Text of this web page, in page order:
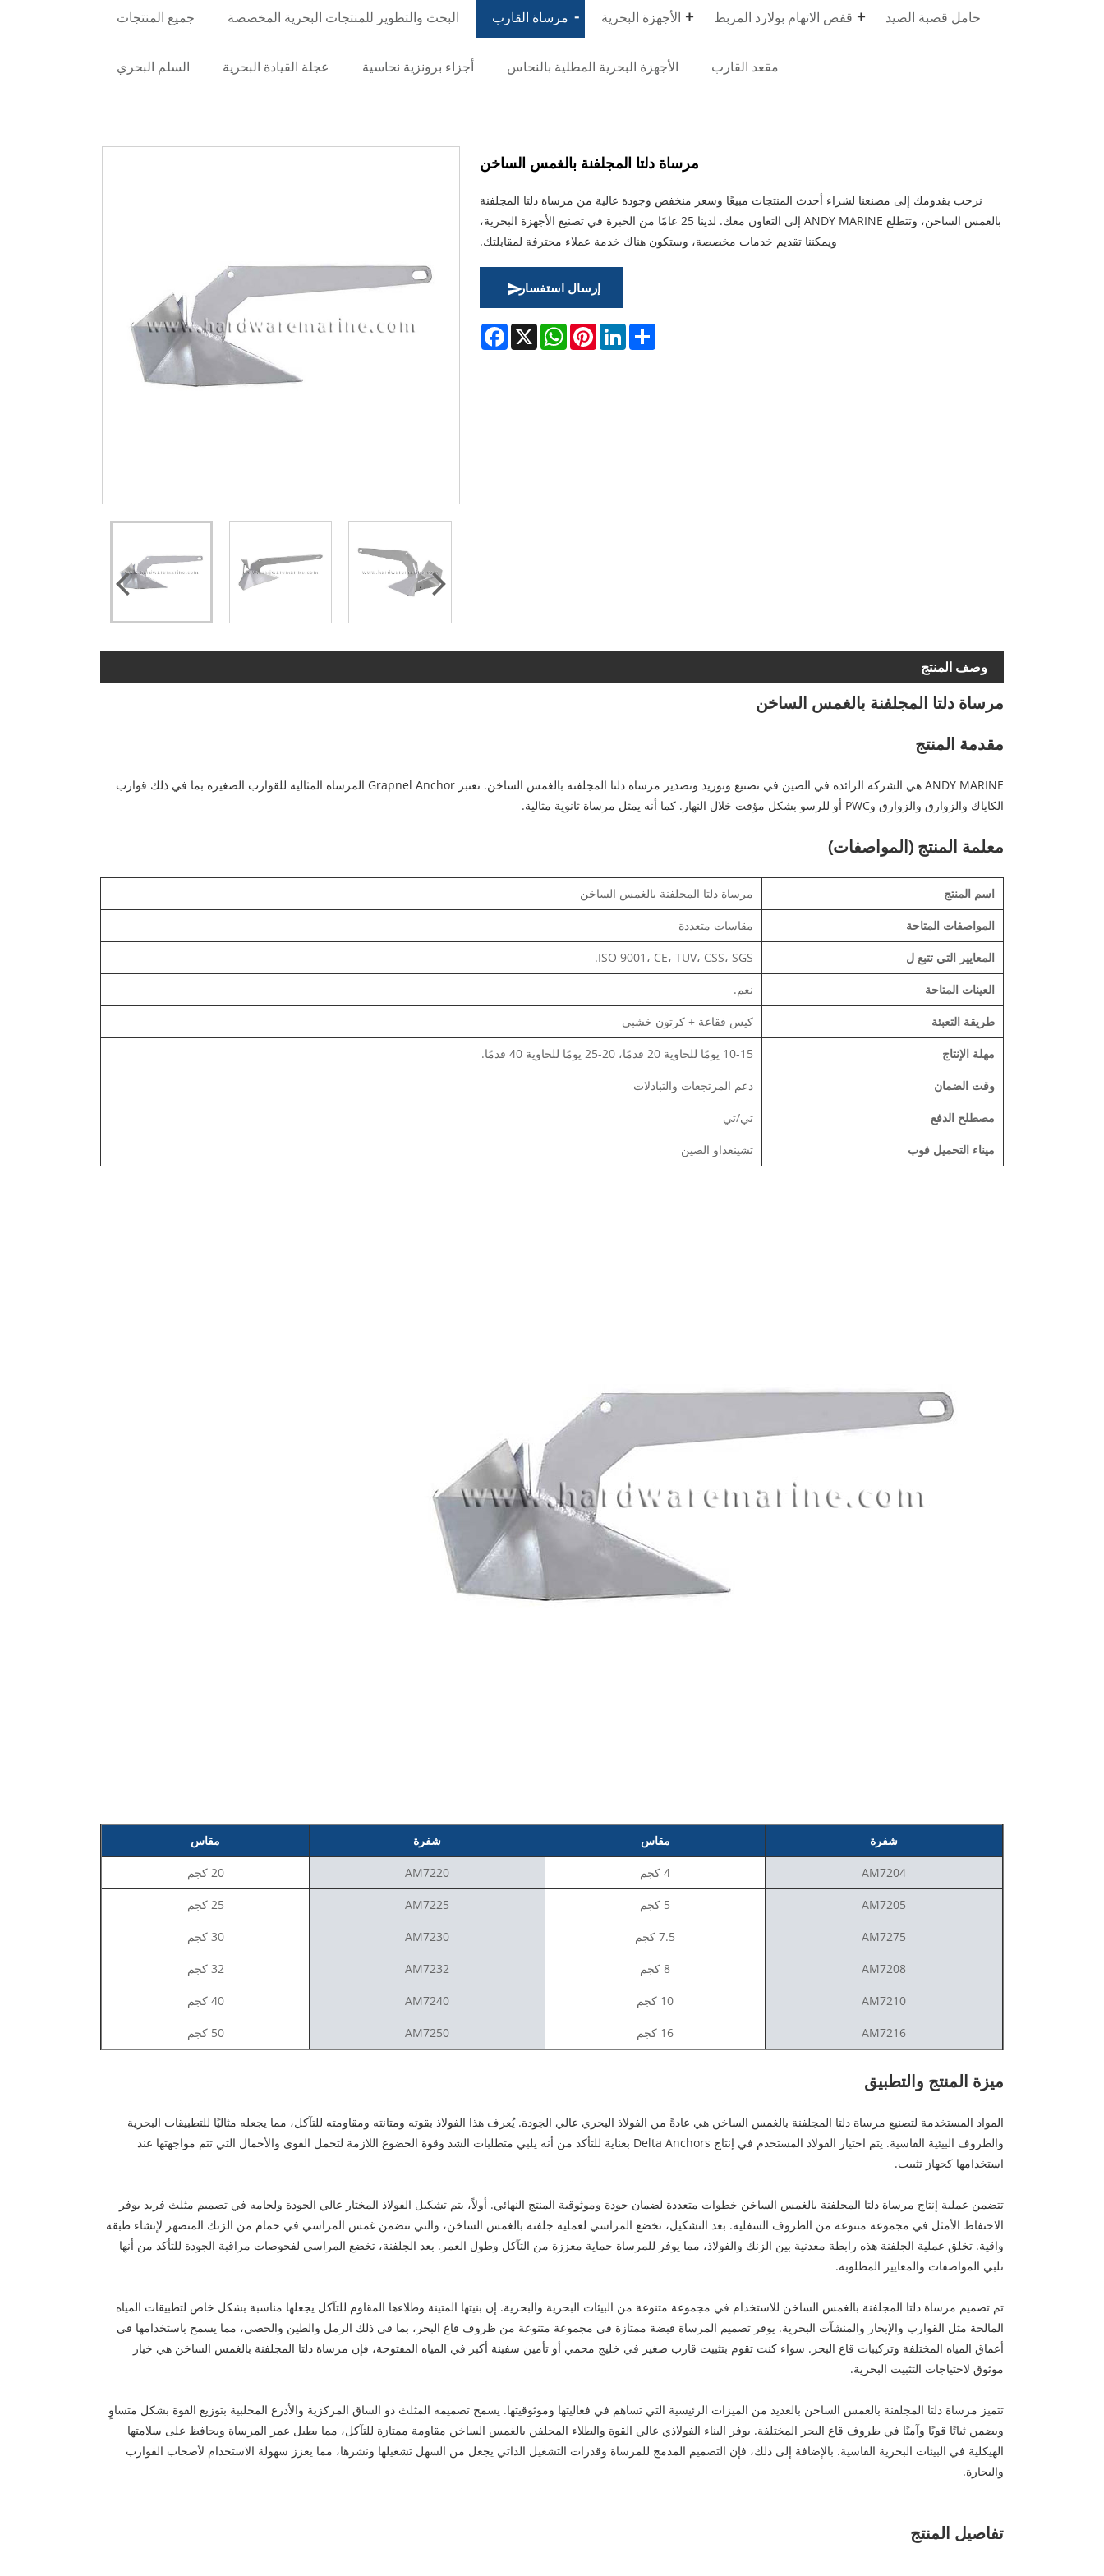
جميع المنتجات البحث والتطوير للمنتجات البحرية المخصصة مرساة القارب الأجهزة البحرية قفص الاتهام بولارد المربط حامل قصبة الصيد
السلم البحري عجلة القيادة البحرية أجزاء برونزية نحاسية الأجهزة البحرية المطلية بالنحاس مقعد القارب
مرساة دلتا المجلفنة بالغمس الساخن
نرحب بقدومك إلى مصنعنا لشراء أحدث المنتجات مبيعًا وسعر منخفض وجودة عالية من مرساة دلتا المجلفنة
بالغمس الساخن، وتتطلع ANDY MARINE إلى التعاون معك. لدينا 25 عامًا من الخبرة في تصنيع الأجهزة البحرية،
ويمكننا تقديم خدمات مخصصة، وستكون هناك خدمة عملاء محترفة لمقابلتك.
إرسال استفسار
Facebook X
WhatsAppPinterestLinkedInShare
وصف المنتج
مرساة دلتا المجلفنة بالغمس الساخن
مقدمة المنتج
ANDY MARINE هي الشركة الرائدة في الصين في تصنيع وتوريد وتصدير مرساة دلتا المجلفنة بالغمس الساخن. تعتبر Grapnel Anchor المرساة المثالية للقوارب الصغيرة بما في ذلك قوارب
الكاياك والزوارق والزوارق وPWC أو للرسو بشكل مؤقت خلال النهار. كما أنه يمثل مرساة ثانوية مثالية.
معلمة المنتج (المواصفات)
اسم المنتج مرساة دلتا المجلفنة بالغمس الساخن
المواصفات المتاحة مقاسات متعددة
المعايير التي تتبع ل ISO 9001، CE، TUV، CSS، SGS.
العينات المتاحة نعم.
طريقة التعبئة كيس فقاعة + كرتون خشبي
مهلة الإنتاج 10-15 يومًا للحاوية 20 قدمًا، 20-25 يومًا للحاوية 40 قدمًا.
وقت الضمان دعم المرتجعات والتبادلات
مصطلح الدفع تي/تي
ميناء التحميل فوب تشينغداو الصين
شفرة مقاس شفرة مقاس
AM7204 4 كجم AM7220 20 كجم
AM7205 5 كجم AM7225 25 كجم
AM7275 7.5 كجم AM7230 30 كجم
AM7208 8 كجم AM7232 32 كجم
AM7210 10 كجم AM7240 40 كجم
AM7216 16 كجم AM7250 50 كجم
ميزة المنتج والتطبيق
المواد المستخدمة لتصنيع مرساة دلتا المجلفنة بالغمس الساخن هي عادةً من الفولاذ البحري عالي الجودة. يُعرف هذا الفولاذ بقوته ومتانته ومقاومته للتآكل، مما يجعله مثاليًا للتطبيقات البحرية
والظروف البيئية القاسية. يتم اختيار الفولاذ المستخدم في إنتاج Delta Anchors بعناية للتأكد من أنه يلبي متطلبات الشد وقوة الخضوع اللازمة لتحمل القوى والأحمال التي تتم مواجهتها عند
استخدامها كجهاز تثبيت.
تتضمن عملية إنتاج مرساة دلتا المجلفنة بالغمس الساخن خطوات متعددة لضمان جودة وموثوقية المنتج النهائي. أولاً، يتم تشكيل الفولاذ المختار عالي الجودة ولحامه في تصميم مثلث فريد يوفر
الاحتفاظ الأمثل في مجموعة متنوعة من الظروف السفلية. بعد التشكيل، تخضع المراسي لعملية جلفنة بالغمس الساخن، والتي تتضمن غمس المراسي في حمام من الزنك المنصهر لإنشاء طبقة
واقية. تخلق عملية الجلفنة هذه رابطة معدنية بين الزنك والفولاذ، مما يوفر للمرساة حماية معززة من التآكل وطول العمر. بعد الجلفنة، تخضع المراسي لفحوصات مراقبة الجودة للتأكد من أنها
تلبي المواصفات والمعايير المطلوبة.
تم تصميم مرساة دلتا المجلفنة بالغمس الساخن للاستخدام في مجموعة متنوعة من البيئات البحرية والبحرية. إن بنيتها المتينة وطلاءها المقاوم للتآكل يجعلها مناسبة بشكل خاص لتطبيقات المياه
المالحة مثل القوارب والإبحار والمنشآت البحرية. يوفر تصميم المرساة قبضة ممتازة في مجموعة متنوعة من ظروف قاع البحر، بما في ذلك الرمل والطين والحصى، مما يسمح باستخدامها في
أعماق المياه المختلفة وتركيبات قاع البحر. سواء كنت تقوم بتثبيت قارب صغير في خليج محمي أو تأمين سفينة أكبر في المياه المفتوحة، فإن مرساة دلتا المجلفنة بالغمس الساخن هي خيار
موثوق لاحتياجات التثبيت البحرية.
تتميز مرساة دلتا المجلفنة بالغمس الساخن بالعديد من الميزات الرئيسية التي تساهم في فعاليتها وموثوقيتها. يسمح تصميمه المثلث ذو الساق المركزية والأذرع المخلبية بتوزيع القوة بشكل متساوٍ
ويضمن ثباتًا قويًا وآمنًا في ظروف قاع البحر المختلفة. يوفر البناء الفولاذي عالي القوة والطلاء المجلفن بالغمس الساخن مقاومة ممتازة للتآكل، مما يطيل عمر المرساة ويحافظ على سلامتها
الهيكلية في البيئات البحرية القاسية. بالإضافة إلى ذلك، فإن التصميم المدمج للمرساة وقدرات التشغيل الذاتي يجعل من السهل تشغيلها ونشرها، مما يعزز سهولة الاستخدام لأصحاب القوارب
والبحارة.
تفاصيل المنتج